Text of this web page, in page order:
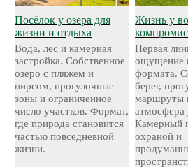
Посёлок у озера для
жизни и отдыха
Вода, лес и камерная
застройка. Собственное
озеро с пляжем и
пирсом, прогулочные
зоны и ограниченное
число участков. Формат,
где природа становится
частью повседневной
жизни.
Жизнь у
Первая
ощущение
формата.
берег,
маршруты
атмосфера
Камерный
охраной и